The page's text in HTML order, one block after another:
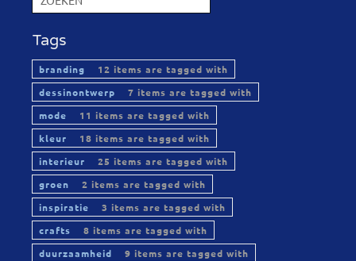
Tags
branding
12 items are tagged with
dessinontwerp
7 items are tagged with
mode
11 items are tagged with
kleur
18 items are tagged with
interieur
25 items are tagged with
groen
2 items are tagged with
inspiratie
3 items are tagged with
crafts
8 items are tagged with
duurzaamheid
9 items are tagged with